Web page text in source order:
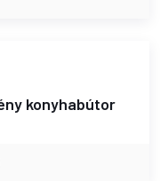
konyhabútor